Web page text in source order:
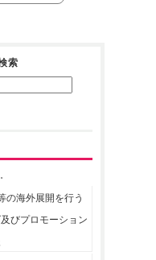
索
の海外展開を行う
びプロモーション